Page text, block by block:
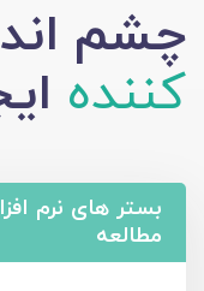
چشم
کننده
بستر های نرم
مطالعه